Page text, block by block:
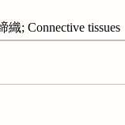
; Connective tissues